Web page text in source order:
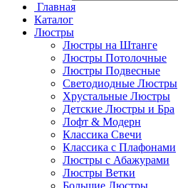
Главная
Каталог
Люстры
Люстры на Штанге
Люстры Потолочные
Люстры Подвесные
Светодиодные Люстры
Хрустальные Люстры
Детские Люстры и Бра
Лофт & Модерн
Классика Свечи
Классика с Плафонами
Люстры с Абажурами
Люстры Ветки
Большие Люстры